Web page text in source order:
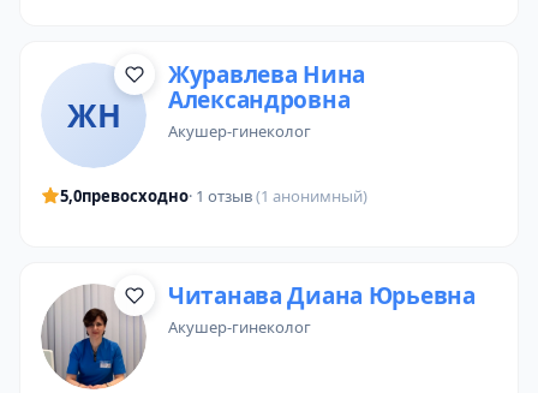
ЖН
Журавлева Нина
Александровна
акушер-гинеколог
5,0превосходно· 1 отзыв(1 анонимный)
Читанава Диана Юрьевна
акушер-гинеколог